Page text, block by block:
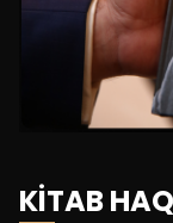
KİTAB